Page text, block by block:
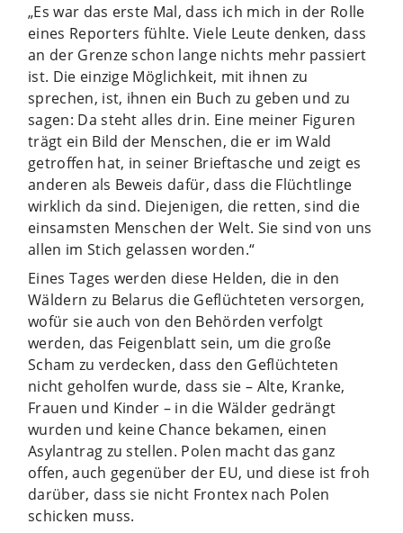
„Es war das erste Mal, dass ich mich in der Rolle
eines Reporters fühlte. Viele Leute denken, dass
an der Grenze schon lange nichts mehr passiert
ist. Die einzige Möglichkeit, mit ihnen zu
sprechen, ist, ihnen ein Buch zu geben und zu
sagen: Da steht alles drin. Eine meiner Figuren
trägt ein Bild der Menschen, die er im Wald
getroffen hat, in seiner Brieftasche und zeigt es
anderen als Beweis dafür, dass die Flüchtlinge
wirklich da sind. Diejenigen, die retten, sind die
einsamsten Menschen der Welt. Sie sind von uns
allen im Stich gelassen worden.“
Eines Tages werden diese Helden, die in den
Wäldern zu Belarus die Geflüchteten versorgen,
wofür sie auch von den Behörden verfolgt
werden, das Feigenblatt sein, um die große
Scham zu verdecken, dass den Geflüchteten
nicht geholfen wurde, dass sie – Alte, Kranke,
Frauen und Kinder – in die Wälder gedrängt
wurden und keine Chance bekamen, einen
Asylantrag zu stellen. Polen macht das ganz
offen, auch gegenüber der EU, und diese ist froh
darüber, dass sie nicht Frontex nach Polen
schicken muss.